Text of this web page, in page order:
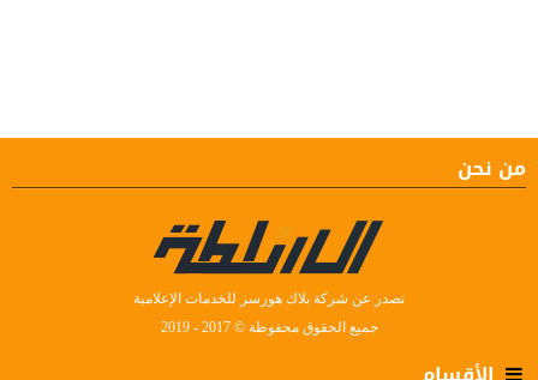
من نحن
تصدر عن شركة بلاك هورسز للخدمات الإعلامية
جميع الحقوق محفوظة © 2017 - 2019